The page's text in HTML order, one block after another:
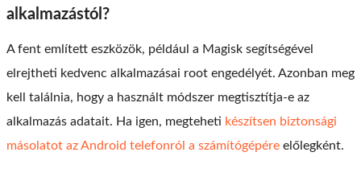
alkalmazástól?
A fent említett eszközök, például a Magisk segítségével
elrejtheti kedvenc alkalmazásai root engedélyét. Azonban meg
kell találnia, hogy a használt módszer megtisztítja-e az
alkalmazás adatait. Ha igen, megteheti készítsen biztonsági
másolatot az Android telefonról a számítógépére előlegként.